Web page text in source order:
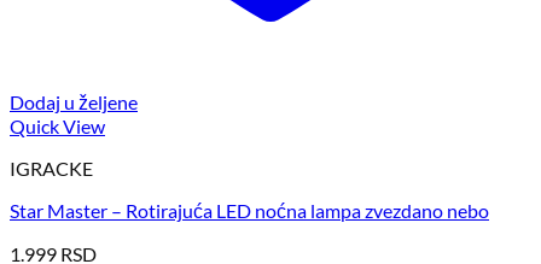
Dodaj u željene
Quick View
IGRACKE
Star Master – Rotirajuća LED noćna lampa zvezdano nebo
1.999 RSD